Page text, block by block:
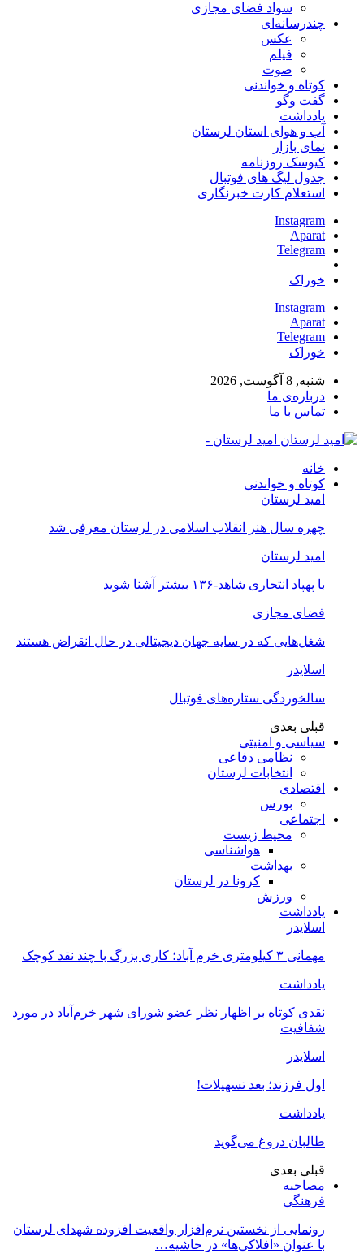
سواد فضای مجازی
چندرسانه‌ای
عكس
فیلم
صوت
کوتاه و خواندنی
گفت وگو
یادداشت
آب و هوای استان لرستان
نمای بازار
کیوسک روزنامه
جدول لیگ های فوتبال
استعلام کارت خبرنگاری
Instagram
Aparat
Telegram
خوراک
Instagram
Aparat
Telegram
خوراک
شنبه, 8 آگوست, 2026
درباره‌ی ما
تماس با ما
امید لرستان -
خانه
کوتاه و خواندنی
امید لرستان
چهره سال هنر انقلاب اسلامی در لرستان معرفی شد
امید لرستان
با پهپاد انتحاری شاهد-۱۳۶ بیشتر آشنا شوید
فضای مجازی
شغل‌‌هایی که در سایه جهان دیجیتالی در حال انقراض هستند
اسلایدر
سالخوردگی ستاره‌های فوتبال
قبلی بعدی
سیاسی و امنیتی
نظامی دفاعی
انتخابات لرستان
اقتصادی
بورس
اجتماعی
محیط زیست
هواشناسی
بهداشت
کرونا در لرستان
ورزش
یادداشت
اسلایدر
مهمانی ۳ کیلومتری خرم آباد؛ کاری بزرگ با چند نقد کوچک
یادداشت
نقدی کوتاه بر اظهار نظر عضو شورای شهر خرم‌آباد در مورد
شفافیت
اسلایدر
اول فرزند؛ بعد تسهیلات!
یادداشت
طالبان دروغ می‌گوید
قبلی بعدی
مصاحبه
فرهنگی
رونمایی از نخستین نرم‌افزار واقعیت افزوده شهدای لرستان
با عنوان «افلاکی‌ها» در حاشیه…